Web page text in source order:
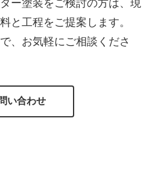
ー塗装をご検討の方は、現
と工程をご提案します。
、お気軽にご相談くださ
い合わせ